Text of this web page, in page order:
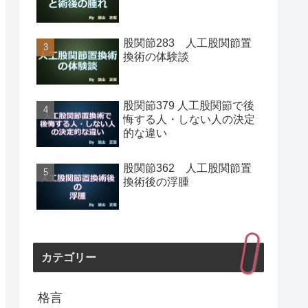
股関節283 人工股関節置
換術の体験談
股関節379 人工股関節で後
悔する人・しない人の決定
的な違い
股関節362 人工股関節置
換術後の浮腫
カテゴリー
格言